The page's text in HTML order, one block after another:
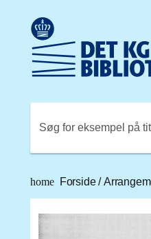
Det Kongelige
Søg for eksempel på
home Forside/